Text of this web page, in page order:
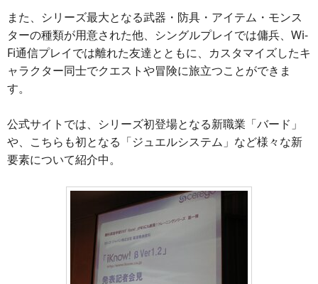
また、シリーズ最大となる武器・防具・アイテム・モンス
ターの種類が用意された他、シングルプレイでは傭兵、Wi-
Fi通信プレイでは離れた友達とともに、カスタマイズしたキ
ャラクター同士でクエストや冒険に旅立つことができま
す。
公式サイトでは、シリーズ初登場となる新職業「バード」
や、こちらも初となる「ジュエルシステム」など様々な新
要素について紹介中。